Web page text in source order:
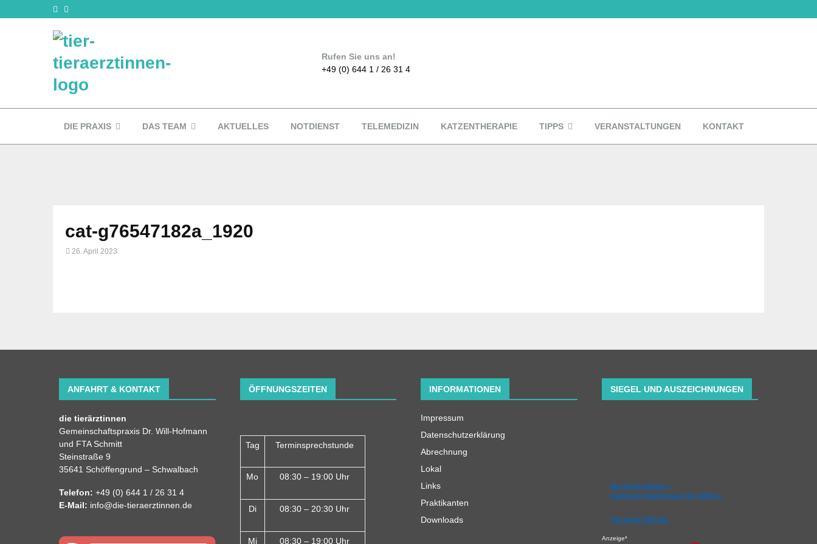
Rufen Sie uns an!
+49 (0) 644 1 / 26 31 4
DIE PRAXIS DAS TEAM AKTUELLES NOTDIENST TELEMEDIZIN KATZENTHERAPIE TIPPS VERANSTALTUNGEN KONTAKT
cat-g76547182a_1920
26. April 2023
ANFAHRT & KONTAKT
die tierärztinnen
Gemeinschaftspraxis Dr. Will-Hofmann
und FTA Schmitt
Steinstraße 9
35641 Schöffengrund – Schwalbach
Telefon: +49 (0) 644 1 / 26 31 4
E-Mail: info@die-tieraerztinnen.de
ÖFFNUNGSZEITEN
Tag Terminsprechstunde
Mo 08:30 – 19:00 Uhr
Di 08:30 – 20:30 Uhr
Mi 08:30 – 19:00 Uhr
INFORMATIONEN
Impressum
Datenschutzerklärung
Abrechnung
Lokal
Links
Praktikanten
Downloads
SIEGEL UND AUSZEICHNUNGEN
die tierärztinnen –
Gemeinschaftspraxis Dr. Will-H…
Tierärzte Wetzlar
Anzeige*